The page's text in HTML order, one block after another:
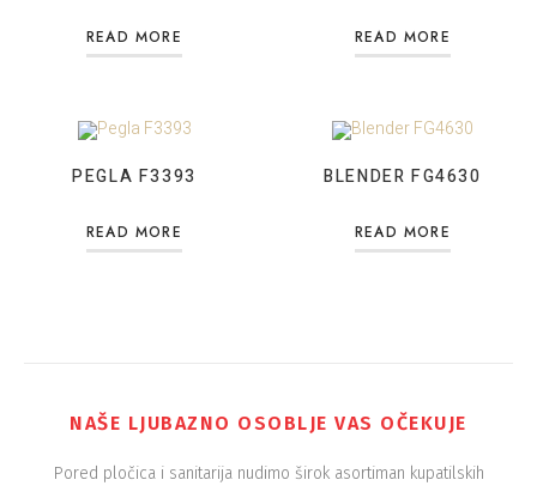
READ MORE READ MORE
PEGLA F3393
READ MORE
BLENDER FG4630
READ MORE
NAŠE LJUBAZNO OSOBLJE VAS OČEKUJE
Pored pločica i sanitarija nudimo širok asortiman kupatilskih